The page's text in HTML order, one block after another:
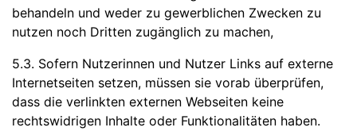
behandeln und weder zu gewerblichen Zwecken zu
nutzen noch Dritten zugänglich zu machen,
5.3. Sofern Nutzerinnen und Nutzer Links auf externe
Internetseiten setzen, müssen sie vorab überprüfen,
dass die verlinkten externen Webseiten keine
rechtswidrigen Inhalte oder Funktionalitäten haben.